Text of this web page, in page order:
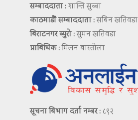
सम्बाददाता :शान्ति सुब्बा
काठमाडौं सम्बाददाता :सबिन खतिवडा
बिराटनगर ब्युरो :सुमन खतिवडा
प्राबिधिक :मिलन बास्तोला
सूचना बिभाग दर्ता नम्बर : ८९२